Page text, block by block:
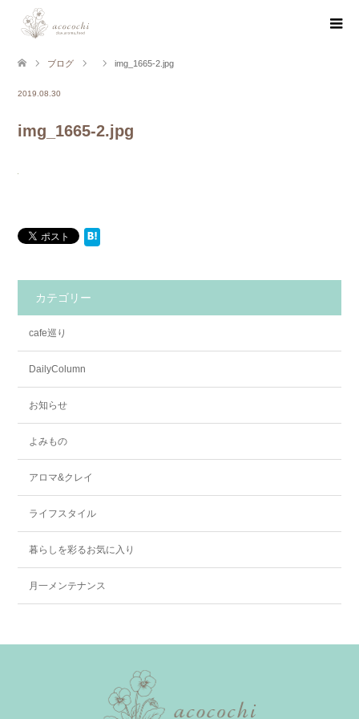
ブログ img_1665-2.jpg
2019.08.30
img_1665-2.jpg
カテゴリー
cafe巡り
DailyColumn
お知らせ
よみもの
アロマ&クレイ
ライフスタイル
暮らしを彩るお気に入り
月一メンテナンス